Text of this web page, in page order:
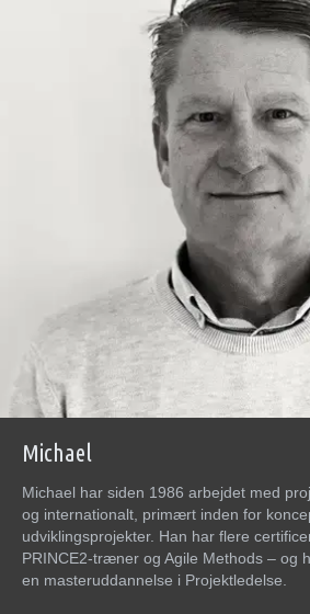
Michael
Michael har siden 1986 arbejdet med
og internationalt, primært inden for
udviklingsprojekter. Han har flere
PRINCE2-træner og Agile Methods – og
en masteruddannelse i Projektledelse.